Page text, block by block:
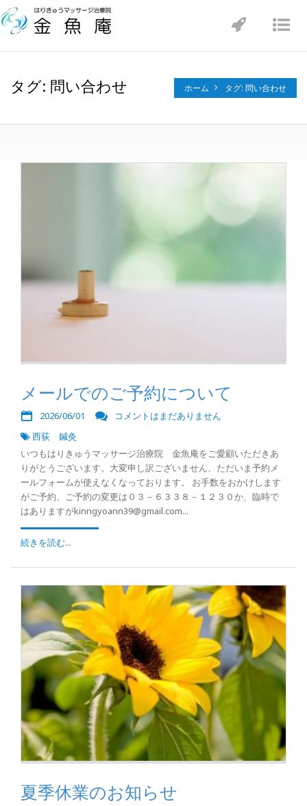
タグ: 問い合わせ ホーム タグ: 問い合わせ
メールでのご予約について
2026/06/01
コメントはまだありません
西荻 鍼灸
いつもはりきゅうマッサージ治療院 金魚庵をご愛顧いただきあ
りがとうございます。大変申し訳ございません、ただいま予約メ
ールフォームが使えなくなっております。 お手数をおかけします
がご予約、ご予約の変更は０３－６３３８－１２３０か、臨時で
はありますがkinngyoann39@gmail.com...
続きを読む...
夏季休業のお知らせ